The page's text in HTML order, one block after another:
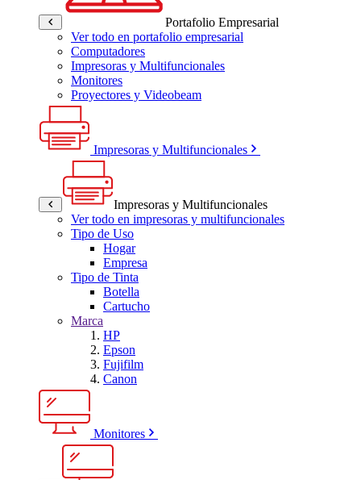
Portafolio Empresarial
Ver todo en portafolio empresarial
Computadores
Impresoras y Multifuncionales
Monitores
Proyectores y Videobeam
Impresoras y Multifuncionales
Impresoras y Multifuncionales
Ver todo en impresoras y multifuncionales
Tipo de Uso
Hogar
Empresa
Tipo de Tinta
Botella
Cartucho
Marca
HP
Epson
Fujifilm
Canon
Monitores